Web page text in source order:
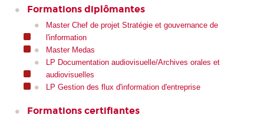
Formations diplômantes
Master Chef de projet Stratégie et gouvernance de
l'information
Master Medas
LP Documentation audiovisuelle/Archives orales et
audiovisuelles
LP Gestion des flux d'information d'entreprise
Formations certifiantes